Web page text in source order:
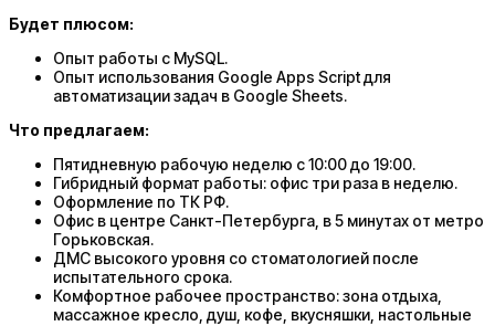
Будет плюсом:
Опыт работы с MySQL.
Опыт использования Google Apps Script для
автоматизации задач в Google Sheets.
Что предлагаем:
Пятидневную рабочую неделю с 10:00 до 19:00.
Гибридный формат работы: офис три раза в неделю.
Оформление по ТК РФ.
Офис в центре Санкт-Петербурга, в 5 минутах от метро
Горьковская.
ДМС высокого уровня со стоматологией после
испытательного срока.
Комфортное рабочее пространство: зона отдыха,
массажное кресло, душ, кофе, вкусняшки, настольные